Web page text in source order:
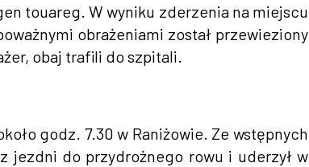
touareg. W wyniku zderzenia na miejscu
obrażeniami został przewieziony
obaj trafili do szpitali.
godz. 7.30 w Raniżowie. Ze wstępnych
jezdni do przydrożnego rowu i uderzył w